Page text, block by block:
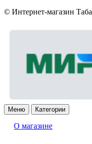
© Интернет-магазин
Меню Категории
О магазине